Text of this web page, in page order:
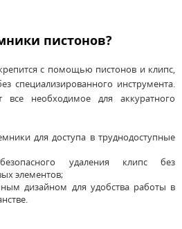
пистонов?
с помощью пистонов и клипс,
специализированного инструмента.
необходимое для аккуратного
для доступа в труднодоступные
удаления клипс без
элементов;
дизайном для удобства работы в